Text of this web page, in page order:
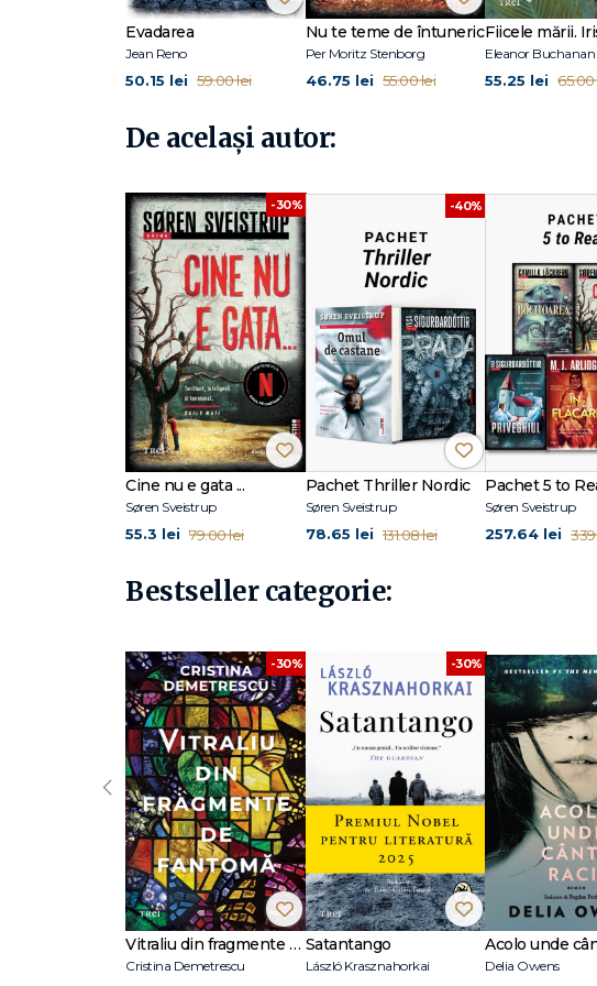
100 de țări. Ulterior, Fox Television Series a realizat, pentru AMC,
Sveistrup, care locuiește la Copenhaga, este și autorul scenariului
Søren Sveistrup a absolvit Universitatea din Copenhaga, cu
Evadarea
Jean Reno
50.15 lei 59.00 lei
Nu te teme de întuneric
Per Moritz Stenborg
46.75 lei 55.00 lei
Fiicele mării.
Eleanor Buchanan
55.25 lei 65.00
De același autor:
-30%
Cine nu e gata ...
Søren Sveistrup
55.3 lei 79.00 lei
-40%
Pachet Thriller Nordic
Søren Sveistrup
78.65 lei 131.08 lei
Pachet 5 to
Søren Sveistrup
257.64 lei
Bestseller categorie:
-30%
Vitraliu din fragmente de fantomă
Cristina Demetrescu
-30%
Satantango
László Krasznahorkai
Acolo unde
Delia Owens
‹